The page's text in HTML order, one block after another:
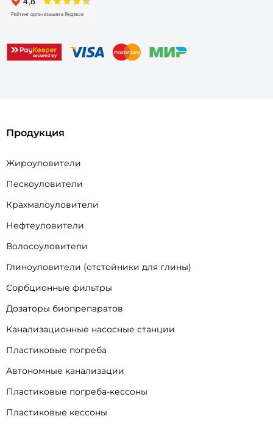
Продукция
Жироуловители
Пескоуловители
Крахмалоуловители
Нефтеуловители
Волосоуловители
Глиноуловители (отстойники для глины)
Сорбционные фильтры
Дозаторы биопрепаратов
Канализационные насосные станции
Пластиковые погреба
Автономные канализации
Пластиковые погреба-кессоны
Пластиковые кессоны